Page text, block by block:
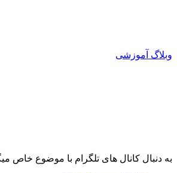
وبلاگ آموزشی
به دنبال کانال های تلگرام با موضوع خاص